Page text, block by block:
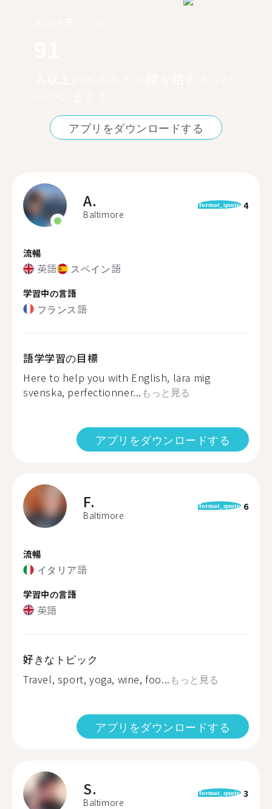
アプリをダウンロードする
A.
Baltimore
format_quote 4
流暢
英語 スペイン語
学習中の言語
フランス語
語学学習の目標
Here to help you with English, lära mig
svenska, perfectionner... もっと見る
アプリをダウンロードする
F.
Baltimore
format_quote 6
流暢
イタリア語
学習中の言語
英語
好きなトピック
Travel, sport, yoga, wine, foo... もっと見る
アプリをダウンロードする
S.
Baltimore
format_quote 3